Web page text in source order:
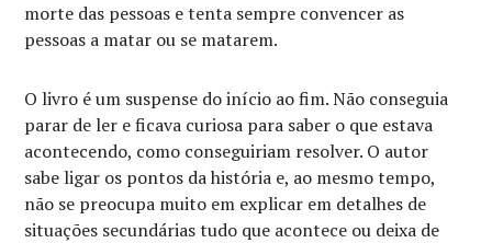
morte das pessoas e tenta sempre convencer as
pessoas a matar ou se matarem.
O livro é um suspense do início ao fim. Não conseguia
parar de ler e ficava curiosa para saber o que estava
acontecendo, como conseguiriam resolver. O autor
sabe ligar os pontos da história e, ao mesmo tempo,
não se preocupa muito em explicar em detalhes de
situações secundárias tudo que acontece ou deixa de